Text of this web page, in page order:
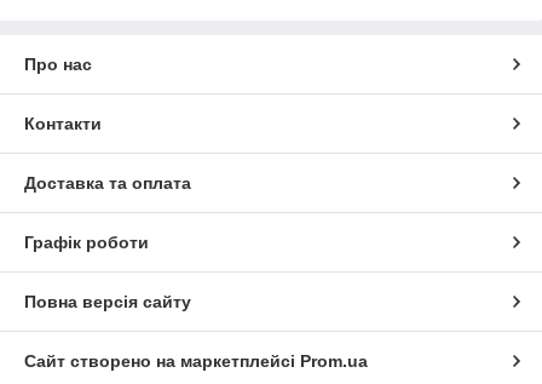
Про нас
Контакти
Доставка та оплата
Графік роботи
Повна версія сайту
Сайт створено на маркетплейсі Prom.ua